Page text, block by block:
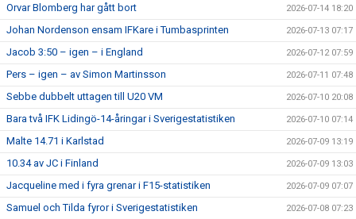
Orvar Blomberg har gått bort 2026-07-14 18:20
Johan Nordenson ensam IFKare i Tumbasprinten 2026-07-13 07:17
Jacob 3:50 – igen – i England 2026-07-12 07:59
Pers – igen – av Simon Martinsson 2026-07-11 07:48
Sebbe dubbelt uttagen till U20 VM 2026-07-10 20:08
Bara två IFK Lidingö-14-åringar i Sverigestatistiken 2026-07-10 07:14
Malte 14.71 i Karlstad 2026-07-09 13:19
10.34 av JC i Finland 2026-07-09 13:03
Jacqueline med i fyra grenar i F15-statistiken 2026-07-09 07:07
Samuel och Tilda fyror i Sverigestatistiken 2026-07-08 07:23